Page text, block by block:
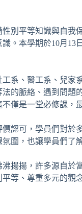
別平等知識與自
。本學期於10月
系、醫工系、兒
的脈絡、遇到問
僅是一堂必修課，
認可，學員們對
圍，也讓學員們了
揚揚，許多源自
等、尊重多元的觀